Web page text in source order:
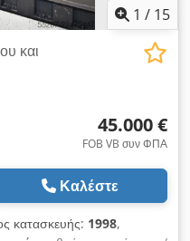
1 / 15
και
45.000 €
FOB VB συν ΦΠΑ
Καλέστε
κατασκευής: 1998,